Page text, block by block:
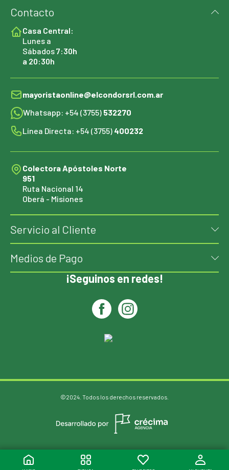
Contacto
Casa Central:
Lunes a
Sábados7:30h
a 20:30h
mayoristaonline@elcondorsrl.com.ar
Whatsapp: +54 (3755) 532270
Línea Directa: +54 (3755) 400232
Colectora Apóstoles Norte
951
Ruta Nacional 14
Oberá - Misiones
Servicio al Cliente
Medios de Pago
¡Seguinos en redes!
©2024. Todos los derechos reservados.